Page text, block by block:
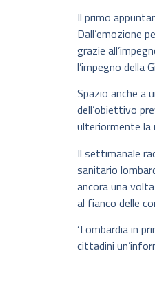
Il primo
Dall’emozione
grazie
l’impegno della
Spazio anche a
dell’obiettivo
ulteriormente la
Il settimanale
sanitario
ancora una
al fianco delle
‘Lombardia in
cittadini